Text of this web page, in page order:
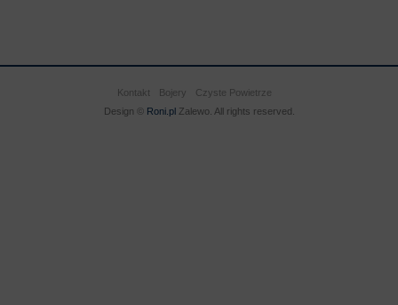
Kontakt Bojery
Czyste Powietrze
Design ©
Roni.pl Zalewo. All rights reserved.